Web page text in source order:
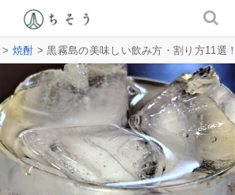
> 焼酎 > 黒霧島の美味しい飲み方・割り方11選